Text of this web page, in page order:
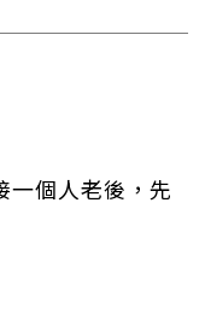
一個人老後，先